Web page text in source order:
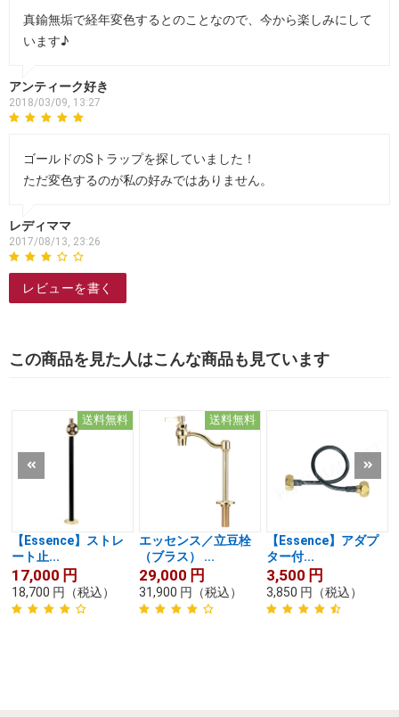
真鍮無垢で経年変色するとのことなので、今から楽しみにして
います♪
アンティーク好き
2018/03/09, 13:27
ゴールドのSトラップを探していました！
ただ変色するのが私の好みではありません。
レディママ
2017/08/13, 23:26
レビューを書く
この商品を見た人はこんな商品も見ています
送料無料
【Essence】ストレ
ート止...
17,000 円
18,700 円 （税込）
送料無料
エッセンス／立豆栓
（ブラス） ...
29,000 円
31,900 円 （税込）
【Essence】アダプ
ター付...
3,500 円
3,850 円 （税込）